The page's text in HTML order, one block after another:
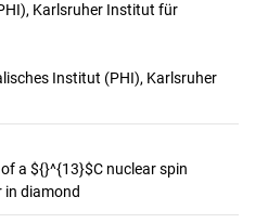
Karlsruher Institut für
Institut (PHI), Karlsruher
a ${}^{13}$C nuclear spin
in diamond